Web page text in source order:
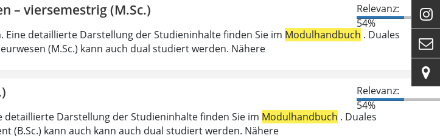
– viersemestrig (M.Sc.)
Relevanz:
54%
detaillierte Darstellung der Studieninhalte finden Sie im Modulhandbuch . Duales
(M.Sc.) kann auch dual studiert werden. Nähere
Relevanz:
54%
Darstellung der Studieninhalte finden Sie im Modulhandbuch . Duales
(B.Sc.) kann auch kann auch dual studiert werden. Nähere


